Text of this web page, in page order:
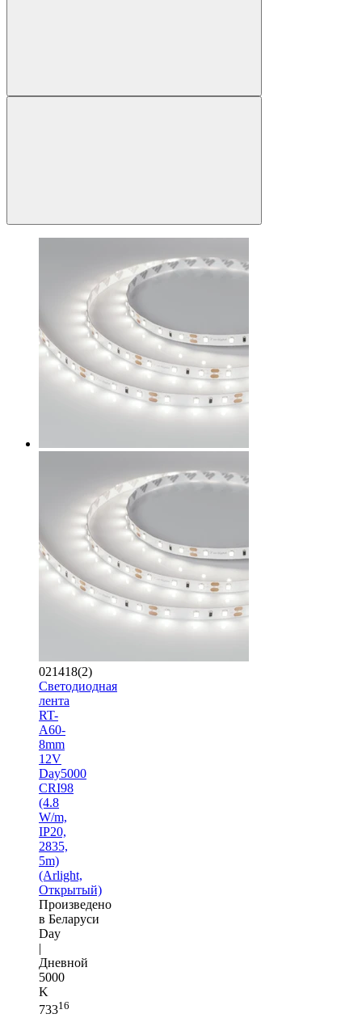
021418(2)
Светодиодная
лента
RT-
A60-
8mm
12V
Day5000
CRI98
(4.8
W/m,
IP20,
2835,
5m)
(Arlight,
Открытый)
Произведено
в Беларуси
Day
|
Дневной
5000
K
73316